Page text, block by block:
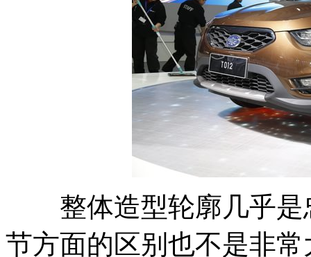
整体造型轮廓几乎是
节方面的区别也不是非